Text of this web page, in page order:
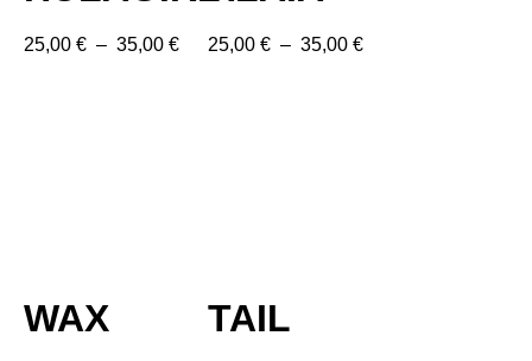
25,00 € – 35,00 € 25,00 € – 35,00 €
WAX TAIL